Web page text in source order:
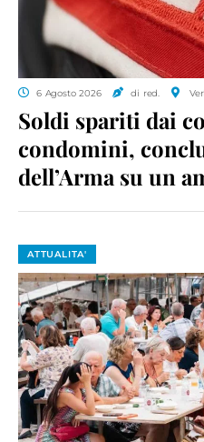
6 Agosto 2026 di red.
Soldi spariti dai
condomini,
dell’Arma su un
ATTUALITA'